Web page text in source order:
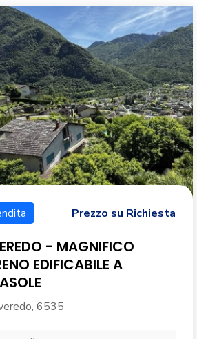
Prezzo su Richiesta
- MAGNIFICO
EDIFICABILE A
6535